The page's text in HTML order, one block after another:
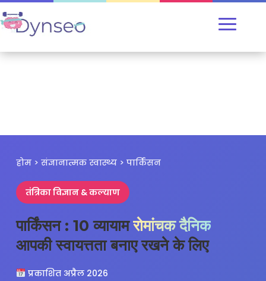
होम > संज्ञानात्मक स्वास्थ्य > पार्किंसन
तंत्रिका विज्ञान & कल्याण
पार्किंसन : 10 व्यायामरोमांचक दैनिक
आपकी स्वायत्तता बनाए रखने के लिए
प्रकाशित अप्रैल 2026